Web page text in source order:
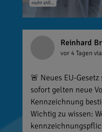
Reinhard
vor 4 Tagen
🚨 Neues EU-
sofort gelten neue
Kennzeichnung
Wichtig zu wissen: